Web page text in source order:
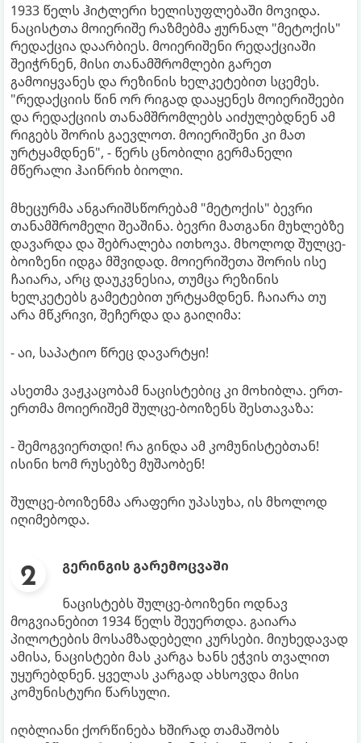
1933 წელს ჰიტლერი ხელისუფლებაში მოვიდა.
ნაცისტთა მოიერიშე რაზმებმა ჟურნალ "მეტოქის"
რედაქცია დაარბიეს. მოიერიშენი რედაქციაში
შეიჭრნენ, მისი თანამშრომლები გარეთ
გამოიყვანეს და რეზინის ხელკეტებით სცემეს.
"რედაქციის წინ ორ რიგად დააყენეს მოიერიშეები
და რედაქციის თანამშრომლებს აიძულებდნენ ამ
რიგებს შორის გაევლოთ. მოიერიშენი კი მათ
ურტყამდნენ", - წერს ცნობილი გერმანელი
მწერალი ჰაინრიხ ბიოლი.
მხეცურმა ანგარიშსწორებამ "მეტოქის" ბევრი
თანამშრომელი შეაშინა. ბევრი მათგანი მუხლებზე
დავარდა და შებრალება ითხოვა. მხოლოდ შულცე-
ბოიზენი იდგა მშვიდად. მოიერიშეთა შორის ისე
ჩაიარა, არც დაუკვნესია, თუმცა რეზინის
ხელკეტებს გამეტებით ურტყამდნენ. ჩაიარა თუ
არა მწკრივი, შეჩერდა და გაიღიმა:
- აი, საპატიო წრეც დავარტყი!
ასეთმა ვაჟკაცობამ ნაცისტებიც კი მოხიბლა. ერთ-
ერთმა მოიერიშემ შულცე-ბოიზენს შესთავაზა:
- შემოგვიერთდი! რა გინდა ამ კომუნისტებთან!
ისინი ხომ რუსებზე მუშაობენ!
შულცე-ბოიზენმა არაფერი უპასუხა, ის მხოლოდ
იღიმებოდა.
გერინგის გარემოცვაში
ნაცისტებს შულცე-ბოიზენი ოდნავ
მოგვიანებით 1934 წელს შეუერთდა. გაიარა
პილოტების მოსამზადებელი კურსები. მიუხედავად
ამისა, ნაცისტები მას კარგა ხანს ეჭვის თვალით
უყურებდნენ. ყველას კარგად ახსოვდა მისი
კომუნისტური წარსული.
იღბლიანი ქორწინება ხშირად თამაშობს